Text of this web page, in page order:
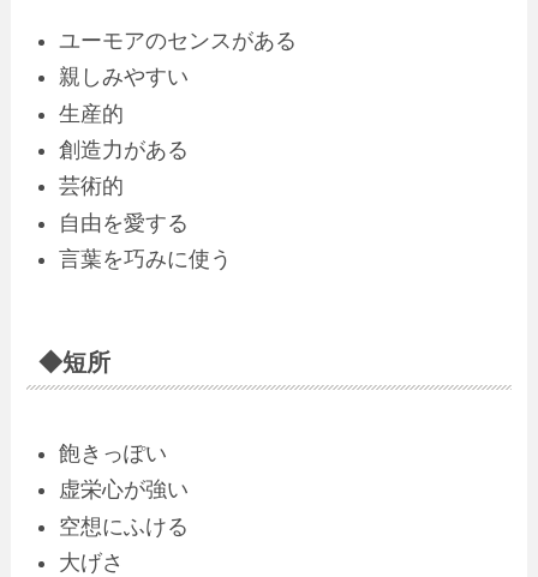
ユーモアのセンスがある
親しみやすい
生産的
創造力がある
芸術的
自由を愛する
言葉を巧みに使う
◆短所
飽きっぽい
虚栄心が強い
空想にふける
大げさ